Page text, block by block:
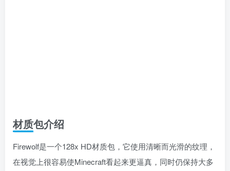
材质包介绍
Firewolf是一个128x HD材质包，它使用清晰而光滑的纹理，
在视觉上很容易使Minecraft看起来更逼真，同时仍保持大多